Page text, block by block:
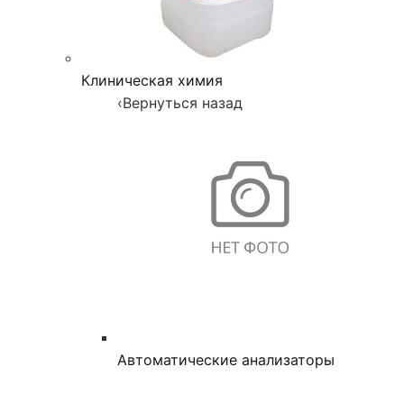
Клиническая химия
‹Вернуться назад
Автоматические анализаторы